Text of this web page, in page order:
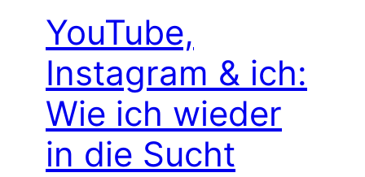
YouTube,
Instagram & ich:
Wie ich wieder
in die Sucht